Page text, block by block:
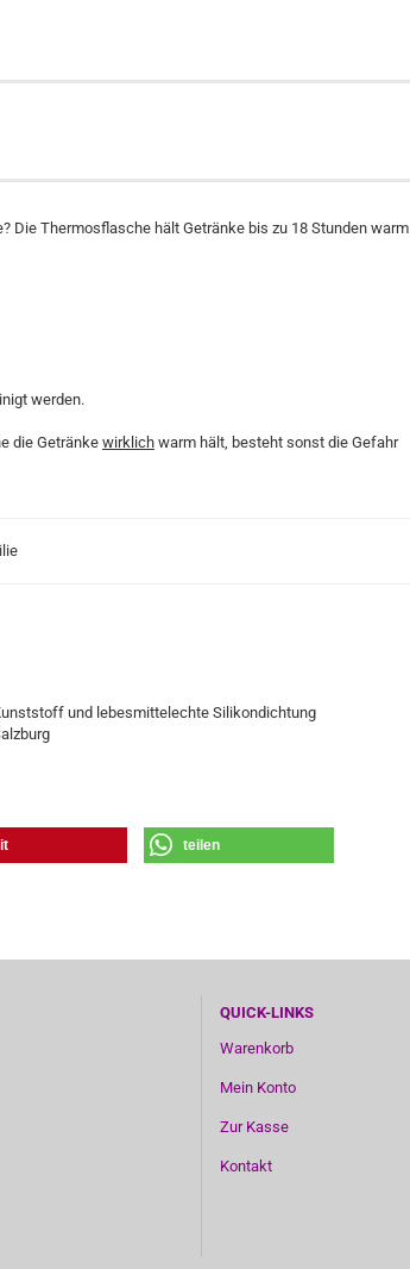
Die Thermosflasche hält Getränke bis zu 18 Stunden warm
werden.
die Getränkewirklich warm hält, besteht sonst die Gefahr
und lebesmittelechte Silikondichtung
teilen
QUICK-LINKS
Warenkorb
Mein Konto
Zur Kasse
Kontakt